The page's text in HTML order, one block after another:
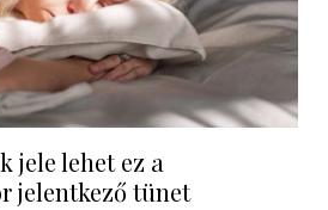
jele lehet ez a
jelentkező tünet